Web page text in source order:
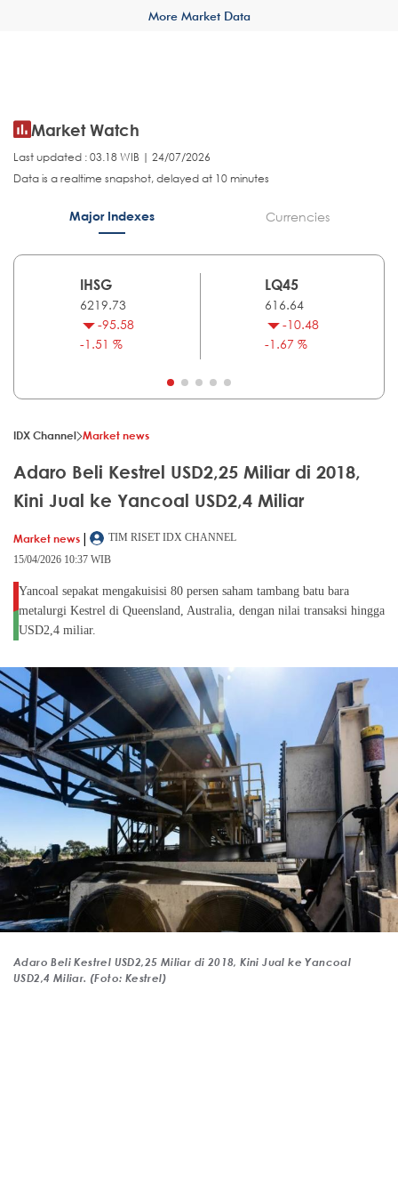
More Market Data
Market Watch
Last updated : 03.18 WIB | 24/07/2026
Data is a realtime snapshot, delayed at 10 minutes
Major Indexes Currencies
IHSG
6219.73
-95.58
-1.51 %
LQ45
616.64
-10.48
-1.67 %
IDX Channel Market news
Adaro Beli Kestrel USD2,25 Miliar di 2018,
Kini Jual ke Yancoal USD2,4 Miliar
Market news |
TIM RISET IDX CHANNEL
15/04/2026 10:37 WIB
Yancoal sepakat mengakuisisi 80 persen saham tambang batu bara
metalurgi Kestrel di Queensland, Australia, dengan nilai transaksi hingga
USD2,4 miliar.
Adaro Beli Kestrel USD2,25 Miliar di 2018, Kini Jual ke Yancoal
USD2,4 Miliar. (Foto: Kestrel)